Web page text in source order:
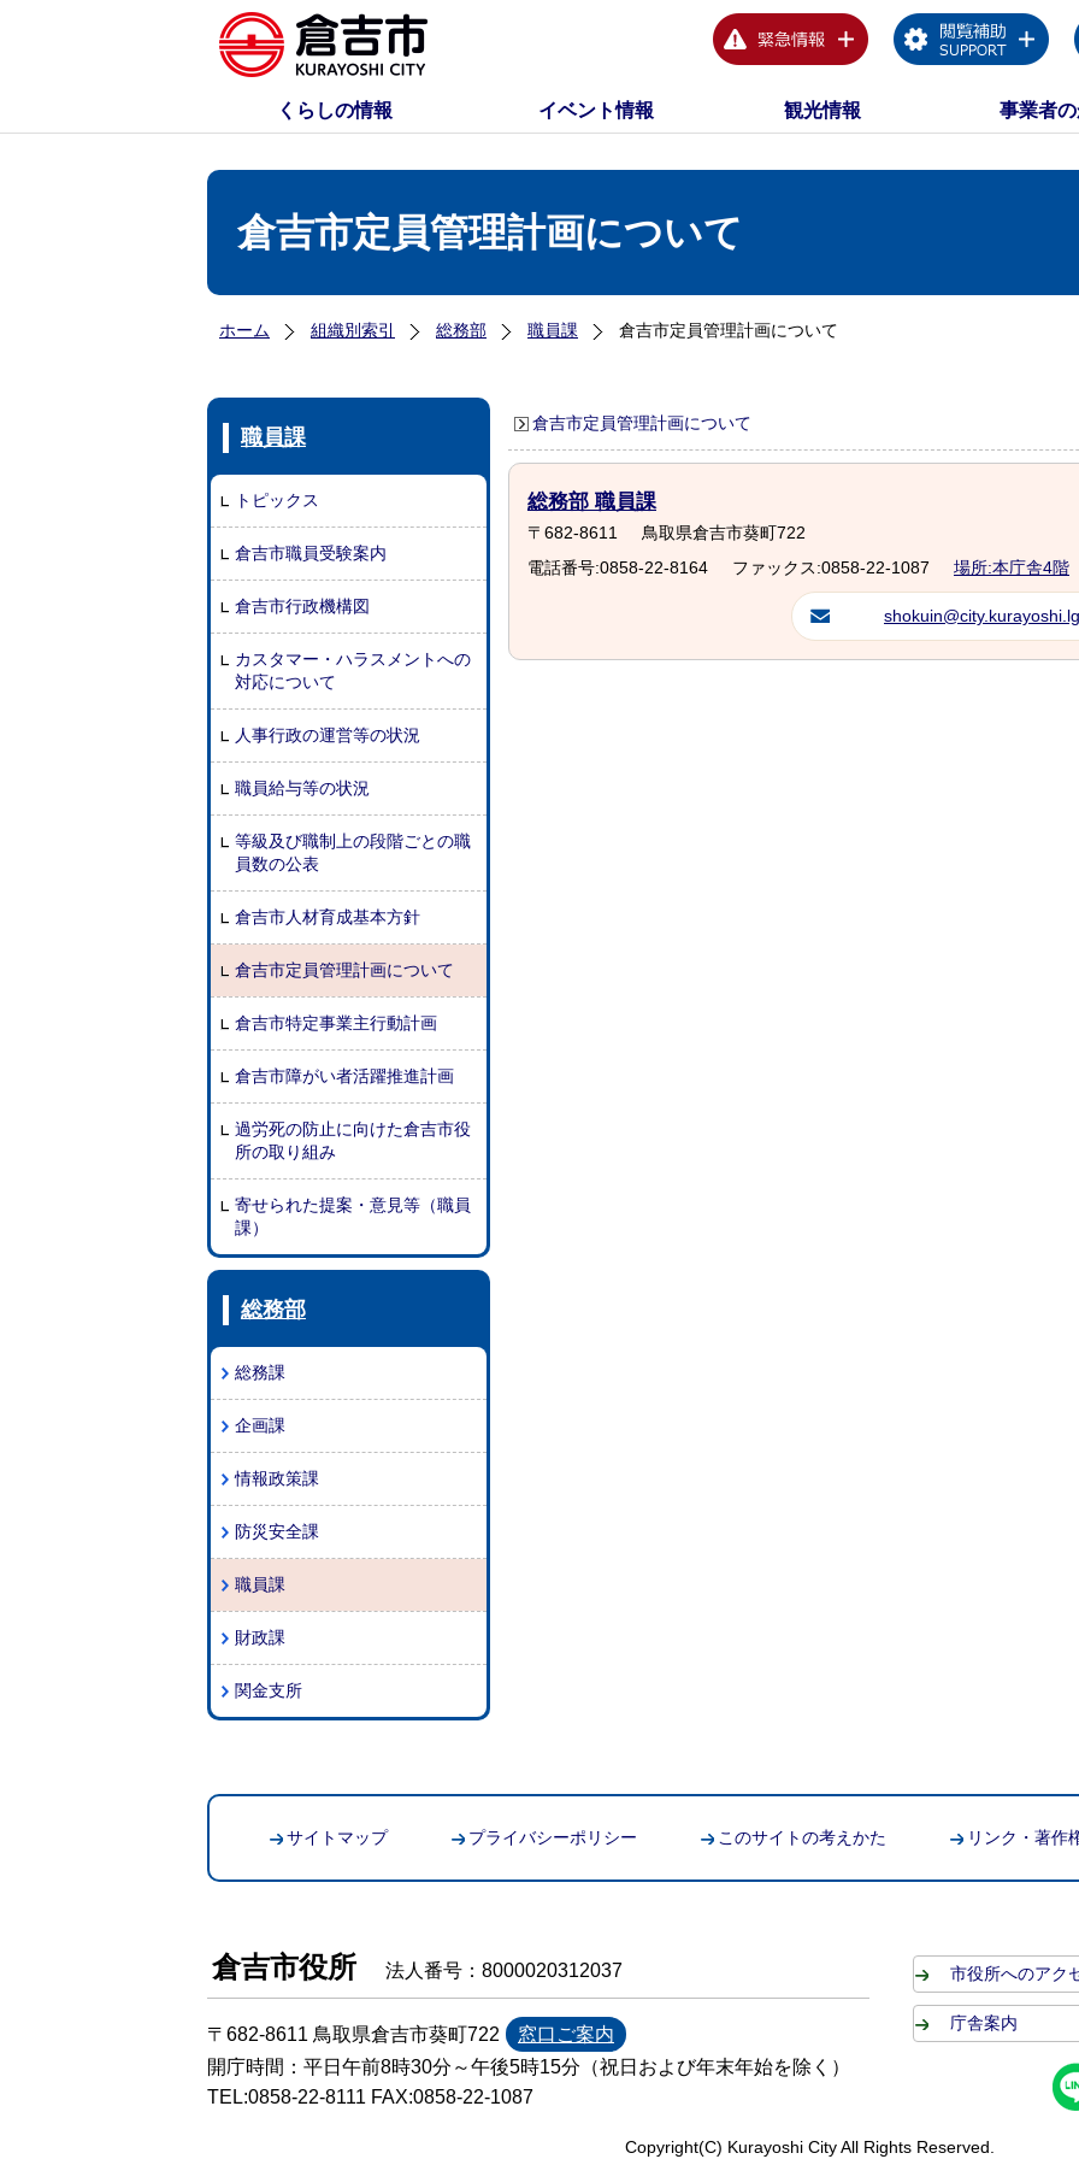
くらしの情報 イベント情報 観光情報 事業者
倉吉市定員管理計画について
ホーム 組織別索引 総務部 職員課 倉吉市定員管理計画について
職員課
トピックス
倉吉市職員受験案内
倉吉市行政機構図
カスタマー・ハラスメントへの
対応について
人事行政の運営等の状況
職員給与等の状況
等級及び職制上の段階ごとの職
員数の公表
倉吉市人材育成基本方針
倉吉市定員管理計画について
倉吉市特定事業主行動計画
倉吉市障がい者活躍推進計画
過労死の防止に向けた倉吉市役
所の取り組み
寄せられた提案・意見等（職員
課）
総務部
総務課
企画課
情報政策課
防災安全課
職員課
財政課
関金支所
倉吉市定員管理計画について
総務部 職員課
〒682-8611
鳥取県倉吉市葵町722
電話番号:0858-22-8164
ファックス:0858-22-1087 場所:本庁舎4階
サイトマップ プライバシーポリシー このサイトの考えかた リンク・著作
倉吉市役所 法人番号：8000020312037
〒682-8611 鳥取県倉吉市葵町722
窓口ご案内
開庁時間：平日午前8時30分～午後5時15分（祝日および年末年始を除く）
TEL:0858-22-8111 FAX:0858-22-1087
市役所へのアク
庁舎案内
Copyright(C) Kurayoshi City All Rights Reserved.